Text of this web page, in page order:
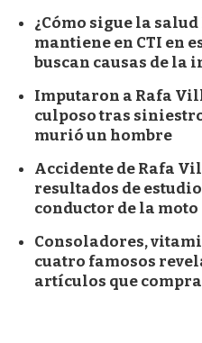
¿Cómo sigue la
mantiene en CTI en
buscan causas de la
Imputaron a Rafa
culposo tras
murió un hombre
Accidente de Rafa
resultados de
conductor de la moto
Consoladores,
cuatro famosos
artículos que